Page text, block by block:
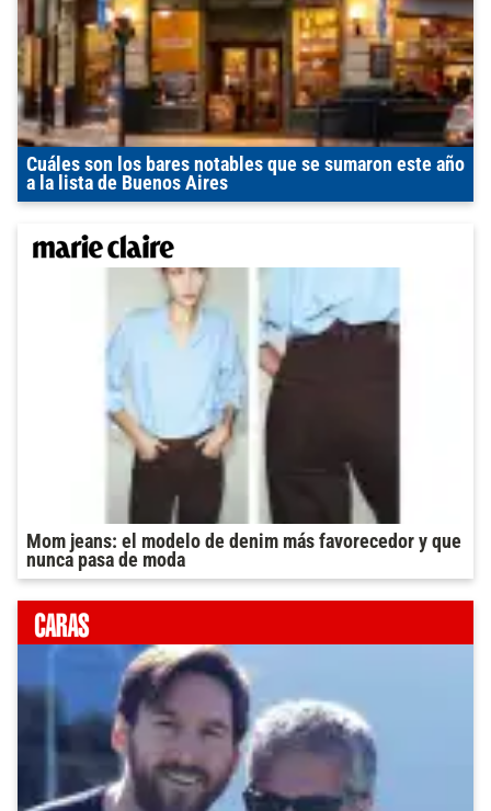
Cuáles son los bares notables que se sumaron este año
a la lista de Buenos Aires
Mom jeans: el modelo de denim más favorecedor y que
nunca pasa de moda